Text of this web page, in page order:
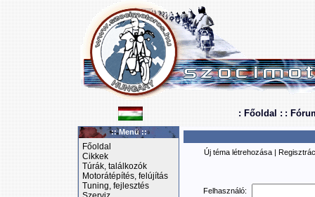
: Főoldal : :
:: Menü ::
Főoldal
Cikkek
Túrák, találkozók
Motorátépítés, felújítás
Tuning, fejlesztés
Új téma létrehozása |
Felhasználó: